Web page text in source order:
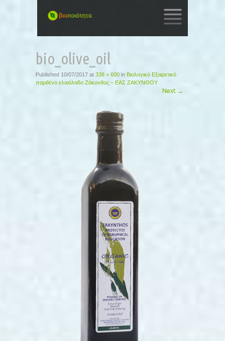
CONTENT
bio_olive_oil
Published 10/07/2017 at 338 × 600 in Βιολογικό Εξαιρετικό
παρθένο ελαιόλαδο Ζάκυνθος – ΕΑΣ ΖΑΚΥΝΘΟΥ
Next →